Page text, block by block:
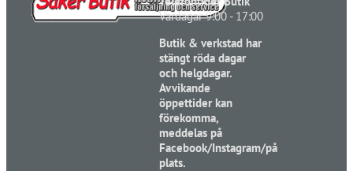
Vardagar 9:00 - 17:00
Butik & verkstad har
stängt röda dagar
och helgdagar.
Avvikande
öppettider kan
förekomma,
meddelas på
Facebook/Instagram/på
plats.